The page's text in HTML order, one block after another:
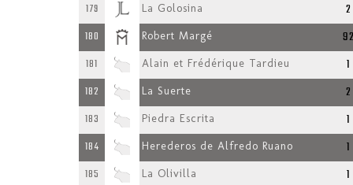
179 La Golosina 2
180 Robert Margé
181 Alain et Frédérique Tardieu 1
182 La Suerte 2
183 Piedra Escrita 1
184 Herederos de Alfredo Ruano 1
185 La Olivilla 1